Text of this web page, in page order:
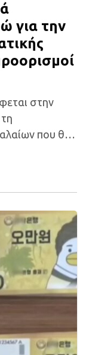
για την
στην
που θα